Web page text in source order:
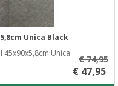
Unica Black
45x90x5,8cm Unica
€ 74,95
€ 47,95